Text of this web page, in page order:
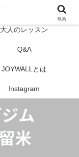
大人のレッスン
Q&A
JOYWALLとは
Instagram
検索